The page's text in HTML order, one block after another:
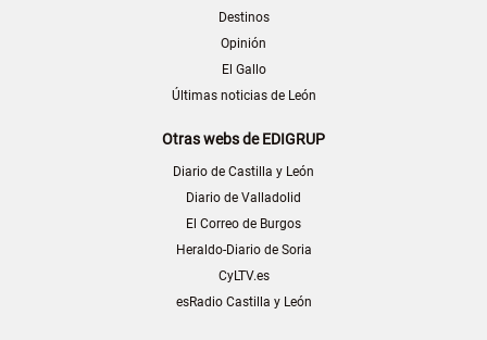
Destinos
Opinión
El Gallo
Últimas noticias de León
Otras webs de EDIGRUP
Diario de Castilla y León
Diario de Valladolid
El Correo de Burgos
Heraldo-Diario de Soria
CyLTV.es
esRadio Castilla y León